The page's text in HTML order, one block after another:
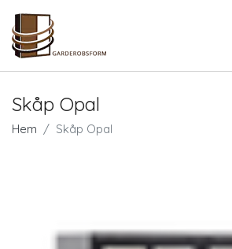
Skåp Opal
Hem Skåp Opal